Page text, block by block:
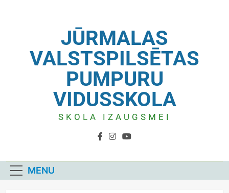
JŪRMALAS
VALSTSPILSĒTAS
PUMPURU
VIDUSSKOLA
SKOLA IZAUGSMEI
MENU